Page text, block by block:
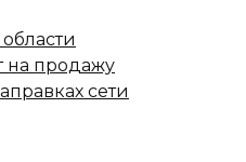
на продажу
сети